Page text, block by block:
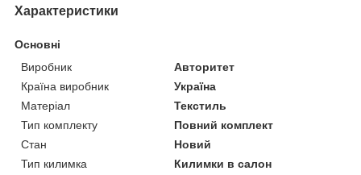
Характеристики
Основні
Виробник
Авторитет
Країна виробник
Україна
Матеріал
Текстиль
Тип комплекту
Повний комплект
Стан
Новий
Тип килимка
Килимки в салон